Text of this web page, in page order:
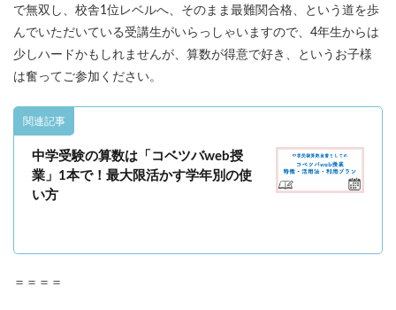
で無双し、校舎1位レベルへ、そのまま最難関合格、という道を歩
んでいただいている受講生がいらっしゃいますので、4年生からは
少しハードかもしれませんが、算数が得意で好き、というお子様
は奮ってご参加ください。
関連記事
中学受験の算数は「コベツバweb授
業」1本で！最大限活かす学年別の使
い方
＝＝＝＝